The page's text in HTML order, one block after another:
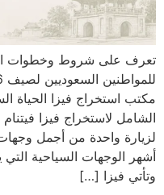
تعرف على شروط وخطوات
مكتب استخراج فيزا الحياة
لزيارة واحدة من أجمل
أشهر الوجهات السياحية
وتأتي فيزا […]